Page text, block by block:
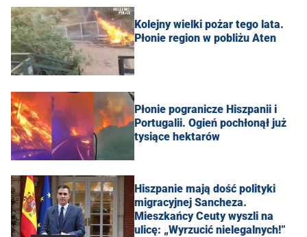
Kolejny wielki pożar tego lata.
Płonie region w pobliżu Aten
Płonie pogranicze Hiszpanii i
Portugalii. Ogień pochłonął już
tysiące hektarów
Hiszpanie mają dość polityki
migracyjnej Sancheza.
Mieszkańcy Ceuty wyszli na
ulicę: „Wyrzucić nielegalnych!”